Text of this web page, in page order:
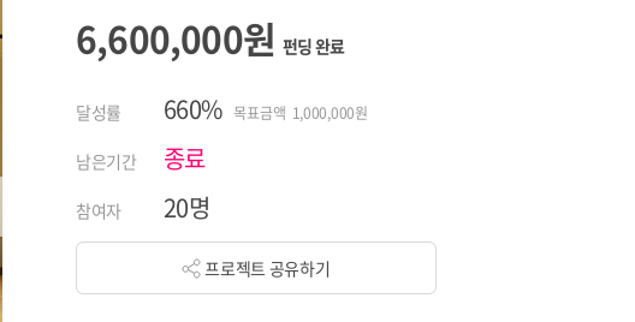
6,600,000원펀딩 완료
달성률 660% 목표금액 1,000,000원
남은기간 종료
참여자 20명
프로젝트 공유하기